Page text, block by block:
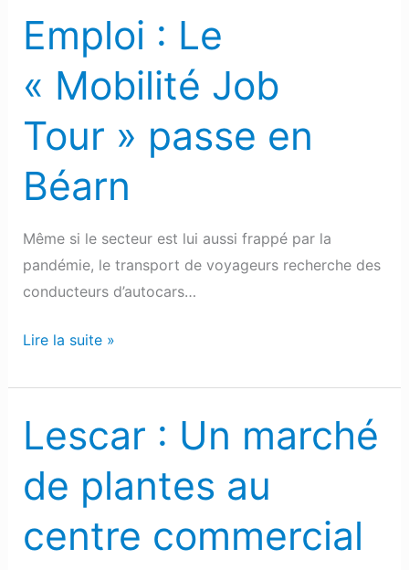
Emploi : Le
« Mobilité Job
Tour » passe en
Béarn
Même si le secteur est lui aussi frappé par la
pandémie, le transport de voyageurs recherche des
conducteurs d’autocars…
Lire la suite »
Lescar : Un marché
de plantes au
centre commercial
Lescar
Un
marché
de
plantes